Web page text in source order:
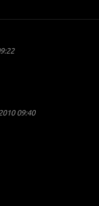
09:40